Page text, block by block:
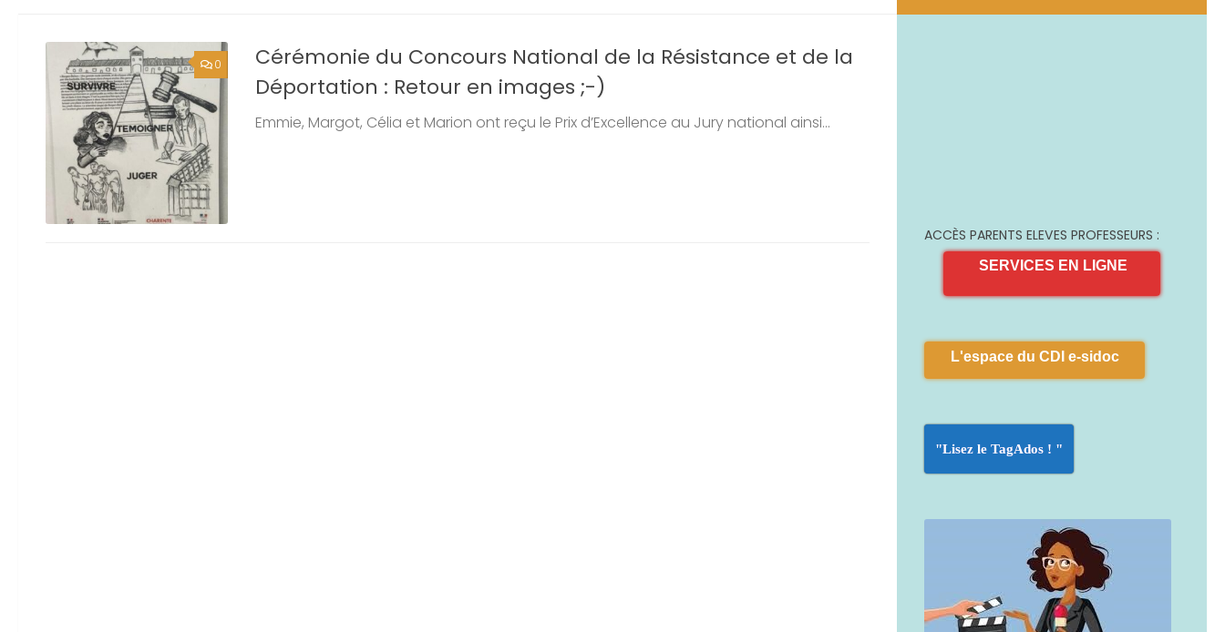
0
Cérémonie du Concours National de la Résistance et de la
Déportation : Retour en images ;-)
Emmie, Margot, Célia et Marion ont reçu le Prix d’Excellence au Jury national ainsi...
ACCÈS PARENTS ELEVES PROFESSEURS :
SERVICES EN LIGNE
L'espace du CDI e-sidoc
"Lisez le TagAdos ! "